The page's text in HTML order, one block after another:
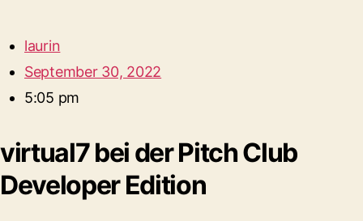
laurin
September 30, 2022
5:05 pm
virtual7 bei der Pitch Club
Developer Edition